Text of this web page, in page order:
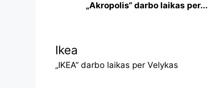
„Akropolis“ darbo laikas per...
Ikea
„IKEA“ darbo laikas per Velykas